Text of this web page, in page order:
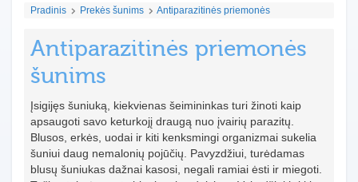
Pradinis Prekės šunims Antiparazitinės priemonės
Antiparazitinės priemonės
šunims
Įsigijęs šuniuką, kiekvienas šeimininkas turi žinoti kaip
apsaugoti savo keturkojį draugą nuo įvairių parazitų.
Blusos, erkės, uodai ir kiti kenksmingi organizmai sukelia
šuniui daug nemalonių pojūčių. Pavyzdžiui, turėdamas
blusų šuniukas dažnai kasosi, negali ramiai ėsti ir miegoti.